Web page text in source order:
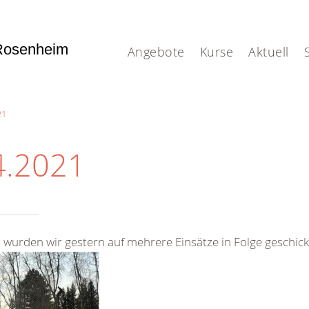
Angebote Kurse Aktuell
wir gestern auf mehrere Einsätze in Folge